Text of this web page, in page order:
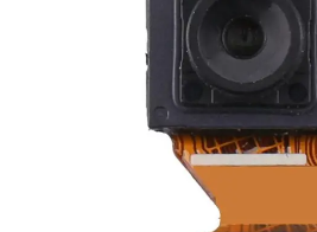
Sửa chữa thiết bị khác